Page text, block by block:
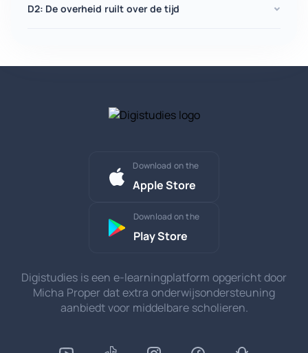
D2: De overheid ruilt over de tijd
Download on the
Apple Store
Download on the
Play Store
Digistudies is een e-learningplatform opgericht door
Micha Proper dat extra onderwijsondersteuning
aanbiedt voor middelbare scholieren.